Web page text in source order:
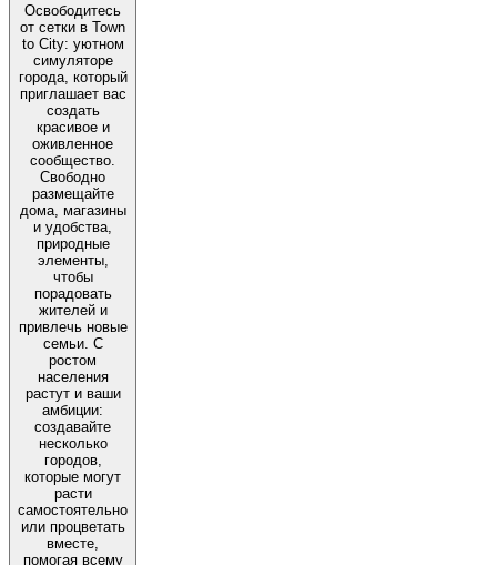
Освободитесь
от сетки в Town
to City: уютном
симуляторе
города, который
приглашает вас
создать
красивое и
оживленное
сообщество.
Свободно
размещайте
дома, магазины
и удобства,
природные
элементы,
чтобы
порадовать
жителей и
привлечь новые
семьи. С
ростом
населения
растут и ваши
амбиции:
создавайте
несколько
городов,
которые могут
расти
самостоятельно
или процветать
вместе,
помогая всему